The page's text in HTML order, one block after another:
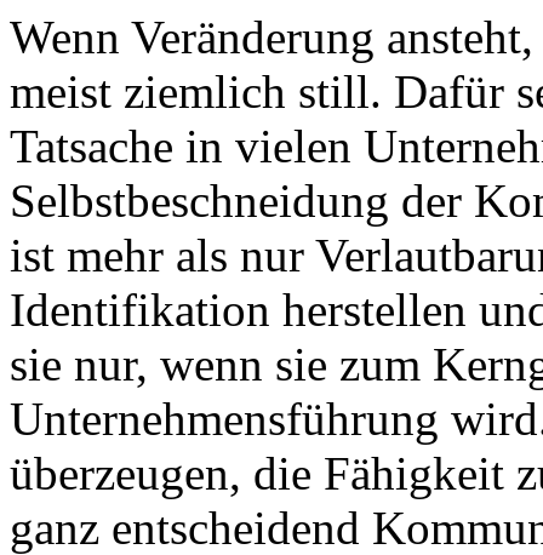
Wenn Veränderung
meist ziemlich still. Dafür
Tatsache in vielen
Selbstbeschneidung der
ist mehr als nur
Identifikation herstellen
sie nur, wenn sie zum
Unternehmensführung
überzeugen, die Fähigkeit
ganz entscheidend